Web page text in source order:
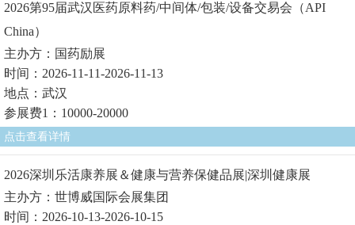
2026第95届武汉医药原料药/中间体/包装/设备交易会（API
China）
主办方：国药励展
时间：2026-11-11-2026-11-13
地点：武汉
参展费1：10000-20000
点击查看详情
2026深圳乐活康养展＆健康与营养保健品展|深圳健康展
主办方：世博威国际会展集团
时间：2026-10-13-2026-10-15